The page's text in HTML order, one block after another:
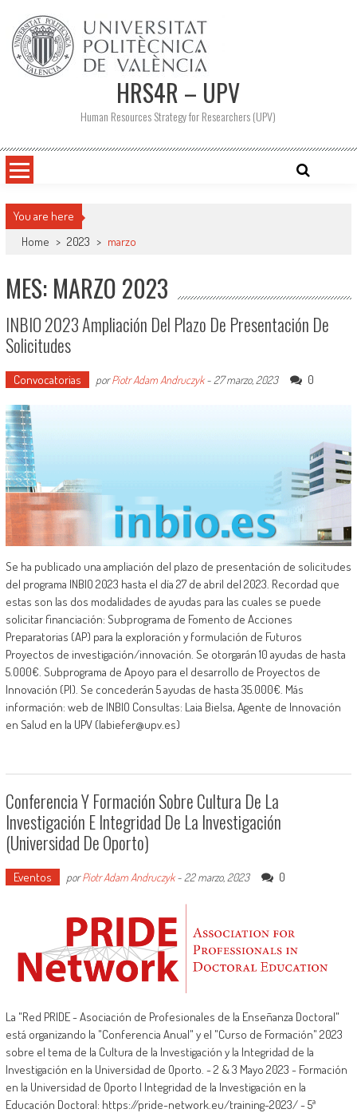
contenido
HRS4R – UPV
Human Resources Strategy for Researchers (UPV)
You are here
Home > 2023 > marzo
MES: MARZO 2023
INBIO 2023 Ampliación Del Plazo De Presentación De
Solicitudes
Convocatorias porPiotr Adam Andruczyk- 27 marzo, 2023 0
Se ha publicado una ampliación del plazo de presentación de solicitudes
del programa INBIO 2023 hasta el día 27 de abril del 2023. Recordad que
estas son las dos modalidades de ayudas para las cuales se puede
solicitar financiación: Subprograma de Fomento de Acciones
Preparatorias (AP) para la exploración y formulación de Futuros
Proyectos de investigación/innovación. Se otorgarán 10 ayudas de hasta
5.000€. Subprograma de Apoyo para el desarrollo de Proyectos de
Innovación (PI). Se concederán 5 ayudas de hasta 35.000€. Más
información: web de INBIO Consultas: Laia Bielsa, Agente de Innovación
en Salud en la UPV (labiefer@upv.es)
Conferencia Y Formación Sobre Cultura De La
Investigación E Integridad De La Investigación
(Universidad De Oporto)
Eventos porPiotr Adam Andruczyk- 22 marzo, 2023 0
La "Red PRIDE - Asociación de Profesionales de la Enseñanza Doctoral"
está organizando la "Conferencia Anual" y el "Curso de Formación" 2023
sobre el tema de la Cultura de la Investigación y la Integridad de la
Investigación en la Universidad de Oporto. - 2 & 3 Mayo 2023 - Formación
en la Universidad de Oporto | Integridad de la Investigación en la
Educación Doctoral: https://pride-network.eu/training-2023/ - 5ª